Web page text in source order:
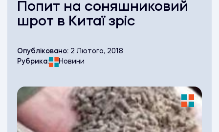
Попит на соняшниковий
шрот в Китаї зріс
Опубліковано: 2 Лютого, 2018
Рубрика:
Новини